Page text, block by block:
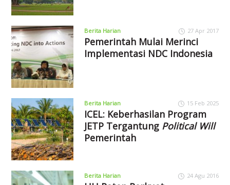
Berita Harian 27 Apr 2017
Pemerintah Mulai Merinci
Implementasi NDC Indonesia
Berita Harian 15 Feb 2025
ICEL: Keberhasilan Program
JETP Tergantung Political Will
Pemerintah
Berita Harian 24 Agu 2016